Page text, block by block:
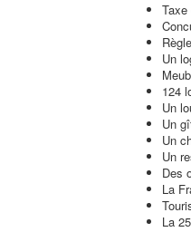
Un
124
Un
Un
Un
Un
Des
La
La